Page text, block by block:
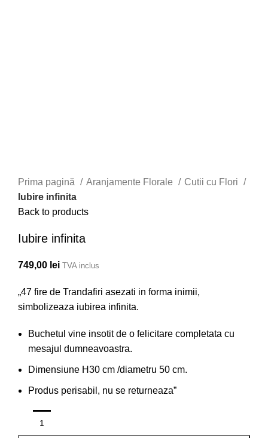
Prima pagină Aranjamente Florale
Cutii cu Flori
Iubire infinita
Back to products
Iubire infinita
749,00 lei TVA inclus
„47 fire de Trandafiri asezati in forma inimii,
simbolizeaza iubirea infinita.
Buchetul vine insotit de o felicitare completata cu
mesajul dumneavoastra.
Dimensiune H30 cm /diametru 50 cm.
Produs perisabil, nu se returneaza”